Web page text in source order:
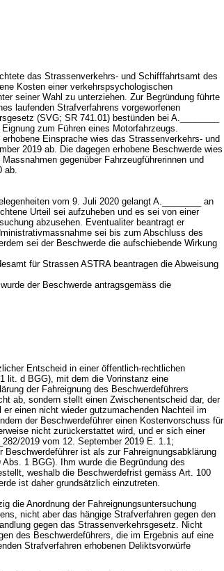
das Strassenverkehrs- und Schifffahrtsamt des
Kosten einer verkehrspsychologischen
seiner Wahl zu unterziehen. Zur Begründung führte
laufenden Strafverfahrens vorgeworfenen
(SVG; SR 741.01) bestünden bei A.________
zum Führen eines Motorfahrzeugs.
Einsprache wies das Strassenverkehrs- und
2019 ab. Die dagegen erhobene Beschwerde wies
gegenüber Fahrzeugführerinnen und
ab.
vom 9. Juli 2020 gelangt A.________ an
Urteil sei aufzuheben und es sei von einer
abzusehen. Eventualiter beantragt er
sei bis zum Abschluss des
sei der Beschwerde die aufschiebende Wirkung
für Strassen ASTRA beantragen die Abweisung
der Beschwerde antragsgemäss die
Entscheid in einer öffentlich-rechtlichen
lit. d BGG), mit dem die Vorinstanz eine
der Fahreignung des Beschwerdeführers
ab, sondern stellt einen Zwischenentscheid dar, der
einen nicht wieder gutzumachenden Nachteil im
der Beschwerdeführer einen Kostenvorschuss für
nicht zurückerstattet wird, und er sich einer
2019 vom 12. September 2019 E. 1.1;
ist als zur Fahreignungsabklärung
Abs. 1 BGG). Ihm wurde die Begründung des
weshalb die Beschwerdefrist gemäss Art. 100
ist daher grundsätzlich einzutreten.
die Anordnung der Fahreignungsuntersuchung
nicht aber das hängige Strafverfahren gegen den
gegen das Strassenverkehrsgesetz. Nicht
des Beschwerdeführers, die im Ergebnis auf eine
Strafverfahren erhobenen Deliktsvorwürfe